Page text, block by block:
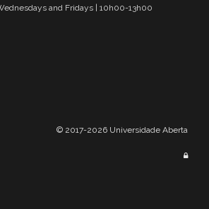
and Fridays | 10h00-13h00
© 2017-2026 Universidade Aberta